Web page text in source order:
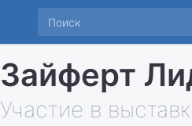
Зайферт
Участие в